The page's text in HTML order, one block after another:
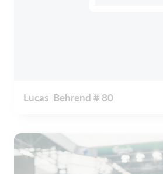
Lucas Behrend # 80